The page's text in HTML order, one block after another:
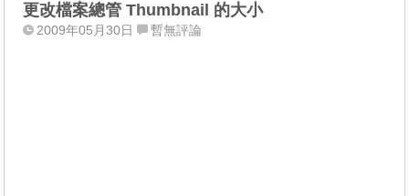
更改檔案總管 Thumbnail 的大小
2009年05月30日 暫無評論